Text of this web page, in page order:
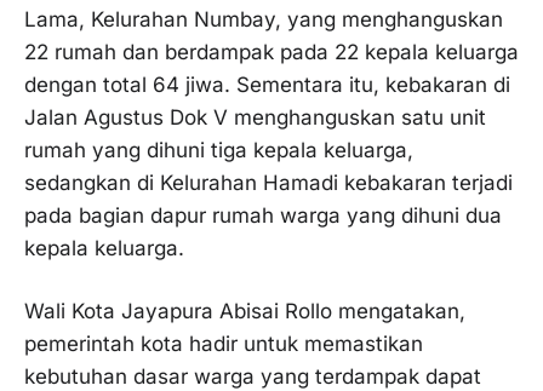
Lama, Kelurahan Numbay, yang menghanguskan
22 rumah dan berdampak pada 22 kepala keluarga
dengan total 64 jiwa. Sementara itu, kebakaran di
Jalan Agustus Dok V menghanguskan satu unit
rumah yang dihuni tiga kepala keluarga,
sedangkan di Kelurahan Hamadi kebakaran terjadi
pada bagian dapur rumah warga yang dihuni dua
kepala keluarga.
Wali Kota Jayapura Abisai Rollo mengatakan,
pemerintah kota hadir untuk memastikan
kebutuhan dasar warga yang terdampak dapat